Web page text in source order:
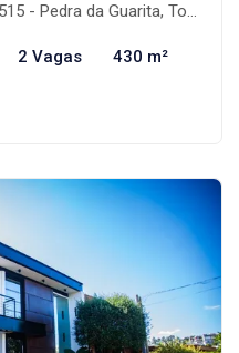
Pedra da Guarita, Torres-RS
2 Vagas 430 m²